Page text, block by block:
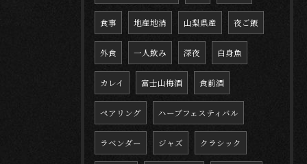
食事 地産地消 山梨県産 夜ご飯
外食 一人飲み 深夜 白身魚
カレイ 富士山梅酒 食前酒
ペアリング ハーブフェスティバル
ラベンダー ジャズ クラシック